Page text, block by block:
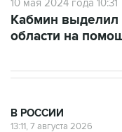
10 мая 2024 года 10:31
Кабмин выделил
области на
В РОССИИ
13:11, 7 августа 2026